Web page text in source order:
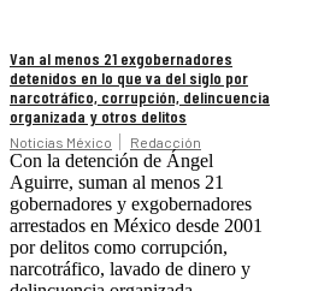
Van al menos 21 exgobernadores
detenidos en lo que va del siglo por
narcotráfico, corrupción, delincuencia
organizada y otros delitos
Noticias México Redacción
Con la detención de Ángel
Aguirre, suman al menos 21
gobernadores y exgobernadores
arrestados en México desde 2001
por delitos como corrupción,
narcotráfico, lavado de dinero y